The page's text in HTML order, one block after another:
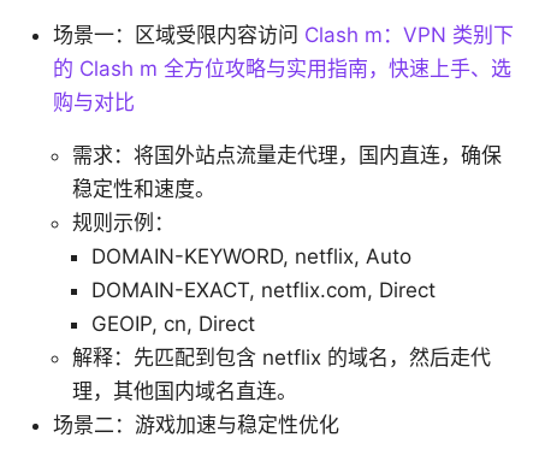
场景一：区域受限内容访问 Clash m：VPN 类别下
的 Clash m 全方位攻略与实用指南，快速上手、选
购与对比
需求：将国外站点流量走代理，国内直连，确保
稳定性和速度。
规则示例：
DOMAIN-KEYWORD, netflix, Auto
DOMAIN-EXACT, netflix.com, Direct
GEOIP, cn, Direct
解释：先匹配到包含 netflix 的域名，然后走代
理，其他国内域名直连。
场景二：游戏加速与稳定性优化